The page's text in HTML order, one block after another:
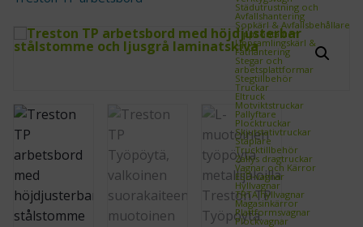
Städutrustning och
Avfallshantering
Sopkärl & Avfallsbehållare
Tippcontainer
Uppsamlingskärl &
Fathantering
Stegar och
arbetsplattformar
Stegtillbehör
Truckar
Eltruck
Motviktstruckar
Pallyftare
Plocktruckar
Skjutstativtruckar
Staplare
Trucktillbehör
Zallys dragtruckar
Vagnar och Kärror
ESD‑vagnar
Hyllvagnar
TRTA hyllvagnar
Magasinkärror
Plattformsvagnar
Plockvagnar